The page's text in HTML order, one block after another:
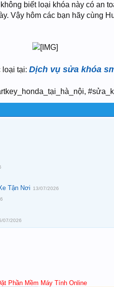
biết loại khóa này có an
Vậy hôm các bạn hãy cùng
loại tại: Dịch vụ sửa khóa
Tận Nơi 13/07/2026
07/2026
Phần Mềm Máy Tính Online